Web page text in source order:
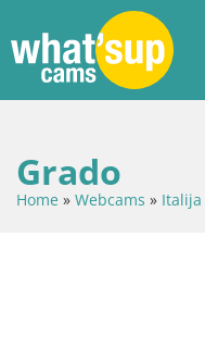
Grado
Home » Webcams » Italija